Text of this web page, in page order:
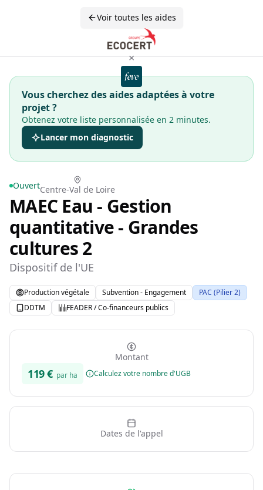
Voir toutes les aides
×
Vous cherchez des aides adaptées à votre
projet ?
Obtenez votre liste personnalisée en 2 minutes.
Lancer mon diagnostic
OuvertCentre-Val de Loire
MAEC Eau - Gestion
quantitative - Grandes
cultures 2
Dispositif de l'UE
Production végétale Subvention - Engagement
PAC (Pilier 2)
DDTM
FEADER / Co-financeurs publics
Montant
119€ par ha Calculez votre nombre d'UGB
Dates de l'appel